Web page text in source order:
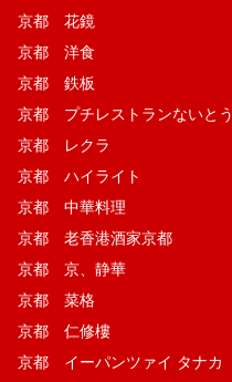
京都 花鏡
京都 洋食
京都 鉄板
京都 プチレストランないとう
京都 レクラ
京都 ハイライト
京都 中華料理
京都 老香港酒家京都
京都 京、静華
京都 菜格
京都 仁修樓
京都 イーパンツァイ タナカ